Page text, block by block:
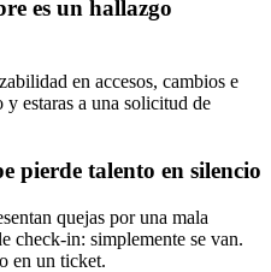
es un hallazgo
en accesos, cambios e
estaras a una solicitud de
pierde talento en silencio
quejas por una mala
check-in: simplemente se van.
en un ticket.